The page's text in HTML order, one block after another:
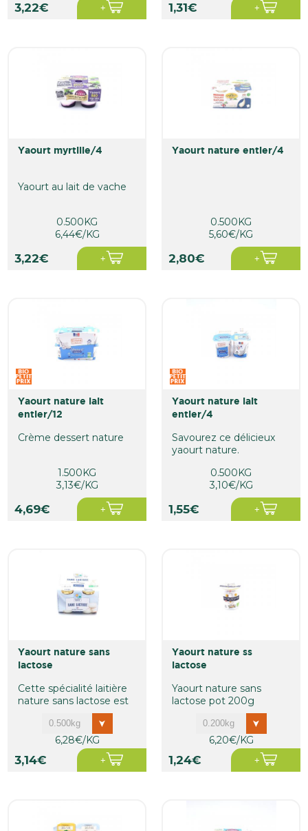
3,22€ 1,31€
yaourt myrtille/4
Yaourt au lait de vache
0.500KG
6,44€/KG
3,22€
yaourt nature entier/4
0.500KG
5,60€/KG
2,80€
yaourt nature lait
entier/12
Crème dessert nature
1.500KG
3,13€/KG
4,69€
yaourt nature lait
entier/4
Savourez ce délicieux
yaourt nature.
0.500KG
3,10€/KG
1,55€
yaourt nature sans
lactose
Cette spécialité laitière
nature sans lactose est
élaborée à partir de...
6,28€/KG
3,14€
yaourt nature ss
lactose
Yaourt nature sans
lactose pot 200g
6,20€/KG
1,24€